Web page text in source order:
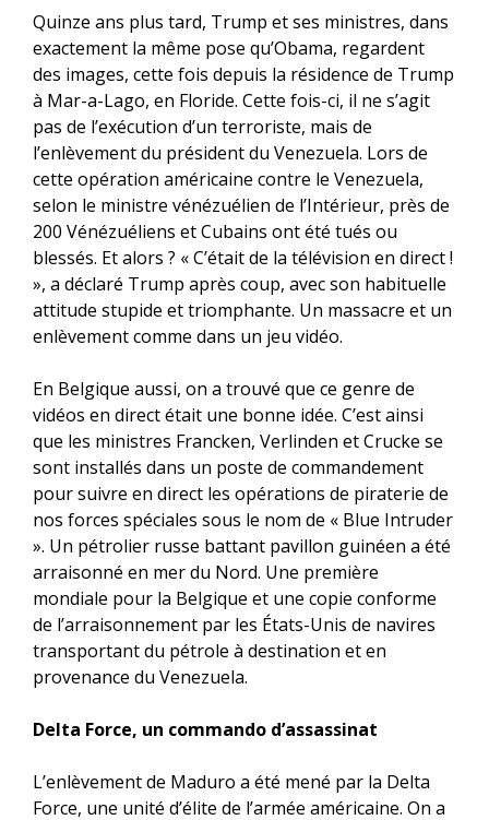
Quinze ans plus tard, Trump et ses ministres, dans
exactement la même pose qu’Obama, regardent
des images, cette fois depuis la résidence de Trump
à Mar-a-Lago, en Floride. Cette fois-ci, il ne s’agit
pas de l’exécution d’un terroriste, mais de
l’enlèvement du président du Venezuela. Lors de
cette opération américaine contre le Venezuela,
selon le ministre vénézuélien de l’Intérieur, près de
200 Vénézuéliens et Cubains ont été tués ou
blessés. Et alors ? « C’était de la télévision en direct !
», a déclaré Trump après coup, avec son habituelle
attitude stupide et triomphante. Un massacre et un
enlèvement comme dans un jeu vidéo.
En Belgique aussi, on a trouvé que ce genre de
vidéos en direct était une bonne idée. C’est ainsi
que les ministres Francken, Verlinden et Crucke se
sont installés dans un poste de commandement
pour suivre en direct les opérations de piraterie de
nos forces spéciales sous le nom de « Blue Intruder
». Un pétrolier russe battant pavillon guinéen a été
arraisonné en mer du Nord. Une première
mondiale pour la Belgique et une copie conforme
de l’arraisonnement par les États-Unis de navires
transportant du pétrole à destination et en
provenance du Venezuela.
Delta Force, un commando d’assassinat
L’enlèvement de Maduro a été mené par la Delta
Force, une unité d’élite de l’armée américaine. On a